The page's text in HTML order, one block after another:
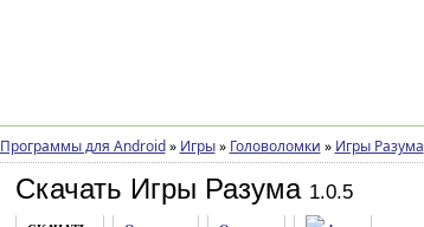
Программы для Android » Игры » Головоломки » Игры Разума
Скачать Игры Разума 1.0.5